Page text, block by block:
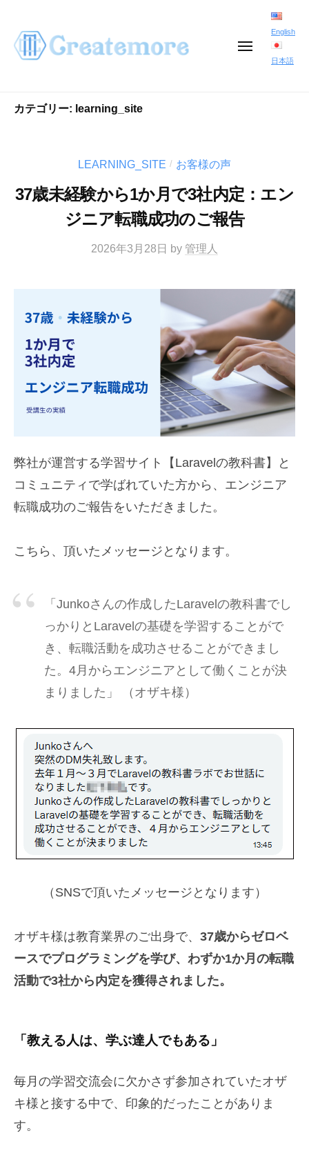
メ
English
日本語
カテゴリー: learning_site
LEARNING_SITE / お客様の声
37歳未経験から1か月で3社内定：エン
ジニア転職成功のご報告
2026年3月28日 by 管理人
弊社が運営する学習サイト【Laravelの教科書】と
コミュニティで学ばれていた方から、エンジニア
転職成功のご報告をいただきました。
こちら、頂いたメッセージとなります。
「Junkoさんの作成したLaravelの教科書でし
っかりとLaravelの基礎を学習することがで
き、転職活動を成功させることができまし
た。4月からエンジニアとして働くことが決
まりました」 （オザキ様）
（SNSで頂いたメッセージとなります）
オザキ様は教育業界のご出身で、 37歳からゼロベ
ースでプログラミングを学び、わずか1か月の転職
活動で3社から内定を獲得されました。
「教える人は、学ぶ達人でもある」
毎月の学習交流会に欠かさず参加されていたオザ
キ様と接する中で、印象的だったことがありま
す。